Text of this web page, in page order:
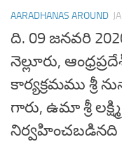
AARADHANAS AROUND
ది. 09 జనవరి
నెల్లూరు,
కార్యక్రమము శ్రీ
గారు, ఉమా శ్రీ
నిర్వహించబడినది